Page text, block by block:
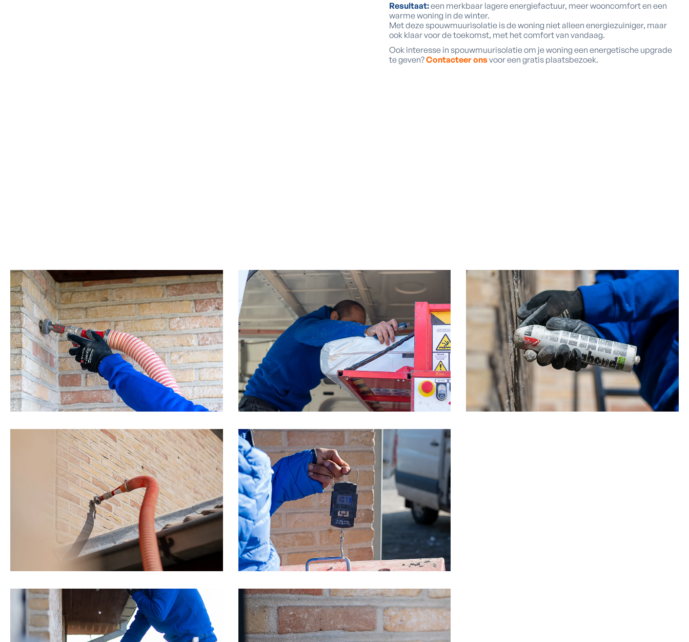
Resultaat:een merkbaar lagere energiefactuur, meer wooncomfort en een
warme woning in de winter.
Met deze spouwmuurisolatie is de woning niet alleen energiezuiniger, maar
ook klaar voor de toekomst, met het comfort van vandaag.
Ook interesse in spouwmuurisolatie om je woning een energetische upgrade
te geven?Contacteer onsvoor een gratis plaatsbezoek.